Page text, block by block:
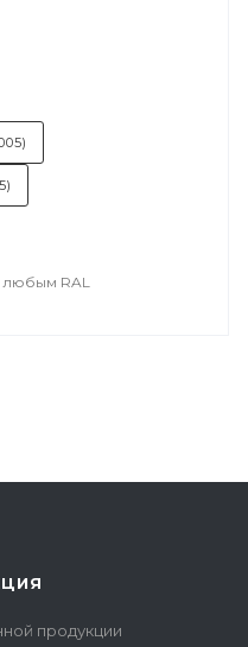
любым RAL
продукции